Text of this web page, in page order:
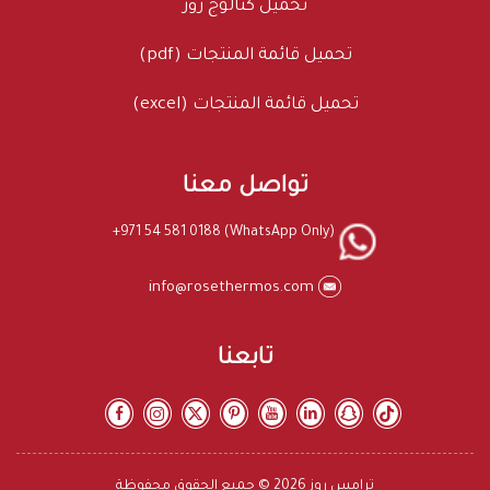
تحميل كتالوج روز
تحميل قائمة المنتجات (pdf)
تحميل قائمة المنتجات (excel)
تواصل معنا
+971 54 581 0188 (WhatsApp Only)
تابعنا
ترامس روز 2026 © جميع الحقوق محفوظة